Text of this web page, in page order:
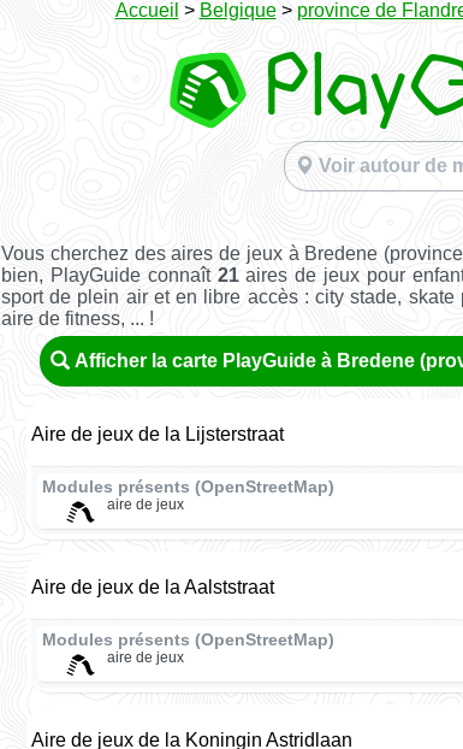
Accueil > Belgique> province de
Voir autour de
Vous cherchez des aires de jeux à Bredene
bien, PlayGuide connaît 21aires de jeux pour
sport de plein air et en libre accès : city stade, skate
aire de fitness, ... !
Afficher la carte PlayGuide à Bredene
Aire de jeux de la Lijsterstraat
Modules présents (OpenStreetMap)
aire de jeux
Aire de jeux de la Aalststraat
Modules présents (OpenStreetMap)
aire de jeux
Aire de jeux de la Koningin Astridlaan